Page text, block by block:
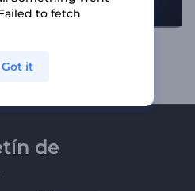
de
to fetch
Got it